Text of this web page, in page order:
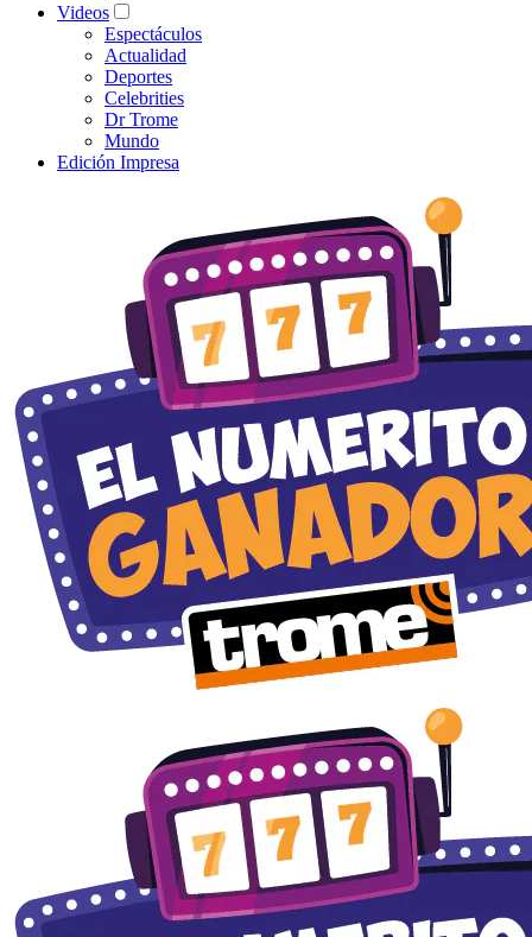
Videos
Espectáculos
Actualidad
Deportes
Celebrities
Dr Trome
Mundo
Edición Impresa